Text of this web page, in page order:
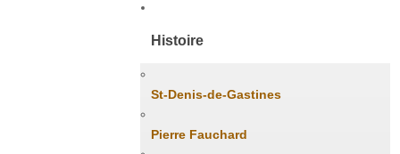
Histoire
St-Denis-de-Gastines
Pierre Fauchard